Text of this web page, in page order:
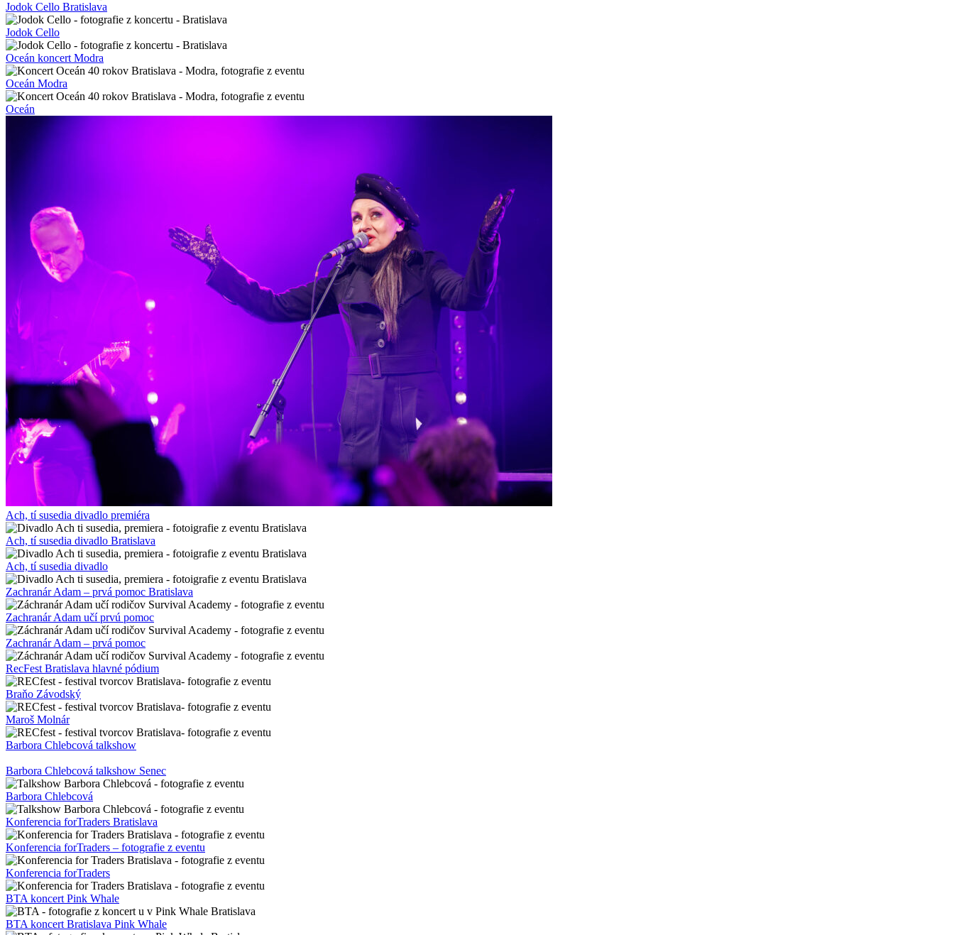
Jodok Cello Bratislava
Jodok Cello
Oceán koncert Modra
Oceán Modra
Oceán
Ach, tí susedia divadlo premiéra
Ach, tí susedia divadlo Bratislava
Ach, tí susedia divadlo
Zachranár Adam – prvá pomoc Bratislava
Zachranár Adam učí prvú pomoc
Zachranár Adam – prvá pomoc
RecFest Bratislava hlavné pódium
Braňo Závodský
Maroš Molnár
Barbora Chlebcová talkshow
Barbora Chlebcová talkshow Senec
Barbora Chlebcová
Konferencia forTraders Bratislava
Konferencia forTraders – fotografie z eventu
Konferencia forTraders
BTA koncert Pink Whale
BTA koncert Bratislava Pink Whale